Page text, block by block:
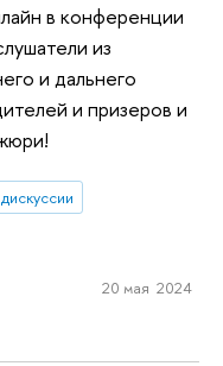
в конференции
из
и дальнего
и призеров и
дискуссии
20 мая 2024